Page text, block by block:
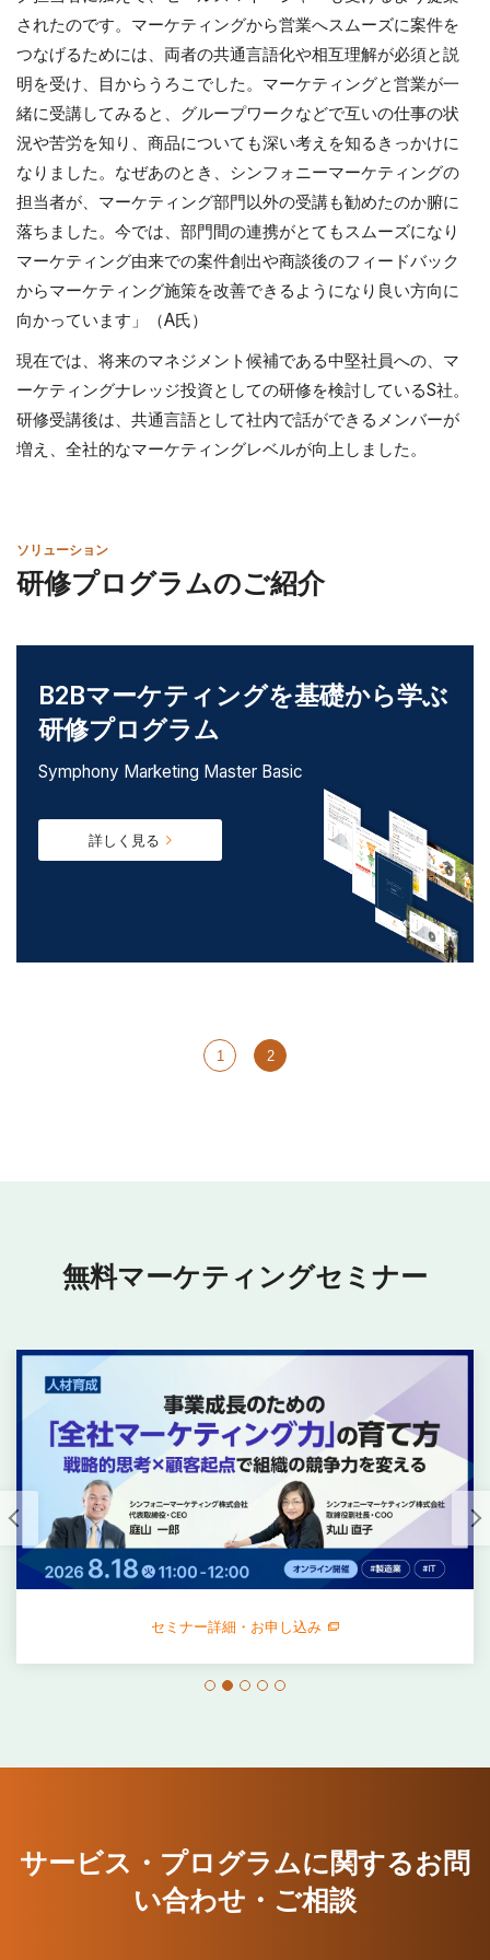
されたのです。マーケティングから営業へスムーズに案件を
つなげるためには、両者の共通言語化や相互理解が必須と説
明を受け、目からうろこでした。マーケティングと営業が一
緒に受講してみると、グループワークなどで互いの仕事の状
況や苦労を知り、商品についても深い考えを知るきっかけに
なりました。なぜあのとき、シンフォニーマーケティングの
担当者が、マーケティング部門以外の受講も勧めたのか腑に
落ちました。今では、部門間の連携がとてもスムーズになり
マーケティング由来での案件創出や商談後のフィードバック
からマーケティング施策を改善できるようになり良い方向に
向かっています」（A氏）
現在では、将来のマネジメント候補である中堅社員への、マ
ーケティングナレッジ投資としての研修を検討しているS社。
研修受講後は、共通言語として社内で話ができるメンバーが
増え、全社的なマーケティングレベルが向上しました。
ソリューション
研修プログラムのご紹介
B2Bマーケティングを基礎から学ぶ
研修プログラム
Symphony Marketing Master Basic
詳しく見る
1 2
無料マーケティングセミナー
セミナー詳細・お申し込み
サービス・プログラムに関するお問
い合わせ・ご相談